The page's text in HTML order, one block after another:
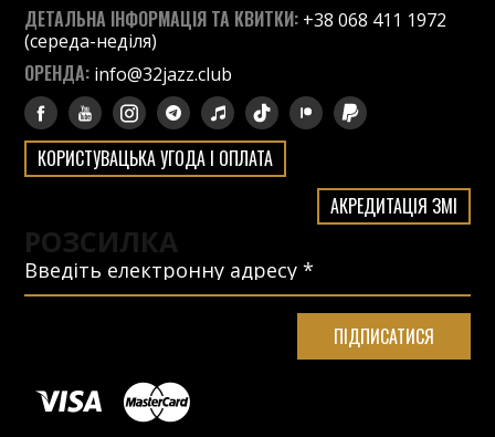
ДЕТАЛЬНА ІНФОРМАЦІЯ ТА КВИТКИ: +38 068 411 1972
(середа-неділя)
ОРЕНДА: info@32jazz.club
КОРИСТУВАЦЬКА УГОДА І ОПЛАТА
АКРЕДИТАЦІЯ ЗМІ
РОЗСИЛКА